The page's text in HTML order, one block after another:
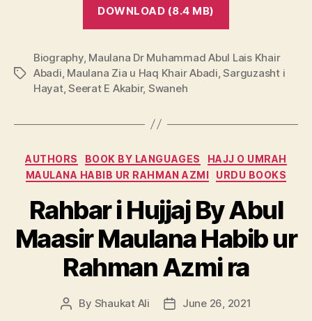
DOWNLOAD (8.4 MB)
Tags
Biography, Maulana Dr Muhammad Abul Lais Khair
Abadi Maulana Zia u Haq Khair Abadi ,Sarguzasht i
Hayat,Seerat E Akabir, Swaneh
Categories
AUTHORS BOOK BY LANGUAGES
HAJJ O UMRAH
MAULANA HABIB UR RAHMAN AZMI
URDU BOOKS
Rahbar i Hujjaj By Abul
Maasir Maulana Habib ur
Rahman Azmi ra
Post
By Shaukat Ali
PostJune 26, 2021